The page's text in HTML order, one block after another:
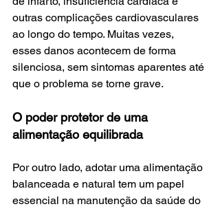
outras complicações cardiovasculares
ao longo do tempo. Muitas vezes,
esses danos acontecem de forma
silenciosa, sem sintomas aparentes até
que o problema se torne grave.
O poder protetor de uma
alimentação equilibrada
Por outro lado, adotar uma alimentação
balanceada e natural tem um papel
essencial na manutenção da saúde do